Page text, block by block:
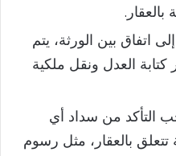
اتفاق بين الورثة، يتم
كتابة العدل ونقل ملكية
التأكد من سداد أي
بالعقار، مثل رسوم